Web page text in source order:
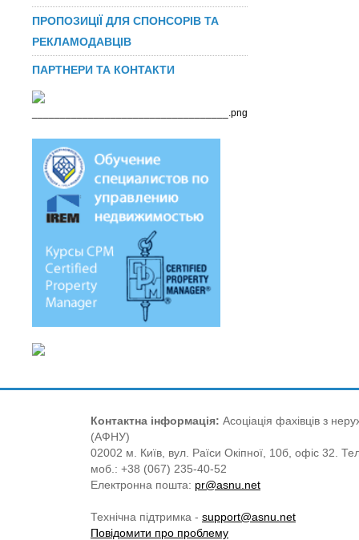
ПРОПОЗИЦІЇ ДЛЯ СПОНСОРІВ ТА
РЕКЛАМОДАВЦІВ
ПАРТНЕРИ ТА КОНТАКТИ
Контактна інформація: Асоціація фахівців з
(АФНУ)
02002 м. Київ, вул. Раїси Окіпної, 10б, офіс 32.
моб.: +38 (067) 235-40-52
Електронна пошта: pr@asnu.net
Технічна підтримка - support@asnu.net
Повідомити про проблему